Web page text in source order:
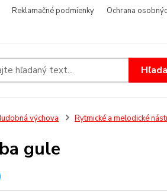
Reklamačné podmienky Ochrana
výchova Rytmické a melodické
gule